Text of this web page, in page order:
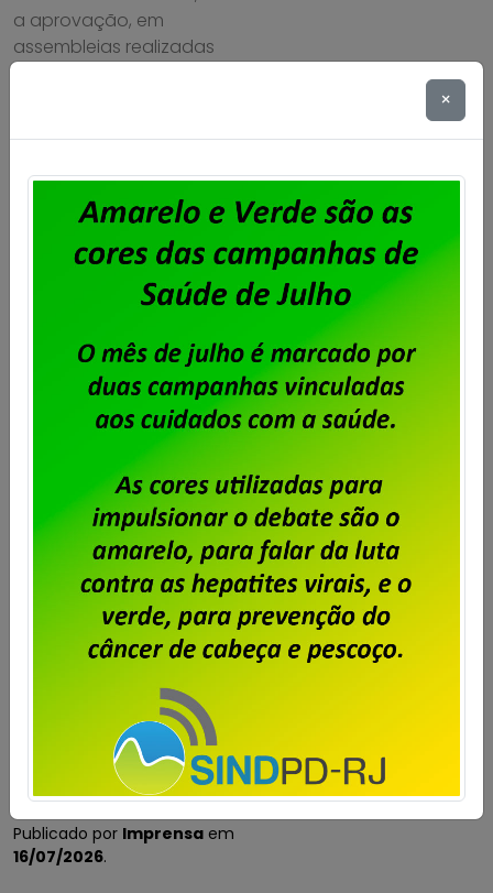
a aprovação, em
assembleias realizadas
proposta, através de
assembleias realizadas
com os trabalhadores e
trabalhadoras: Bahia
Ceará Distrito Federal
Espírito Santo Goiás Minas
Gerais Pernambuco Rio de
Janeiro […]
Saiba mais
Unisys Brasil –
Trabalhadores
do RJ aprovam
proposta da
empresa
Publicado por Imprensa em
16/07/2026.
×